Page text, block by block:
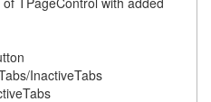
InactiveTabs